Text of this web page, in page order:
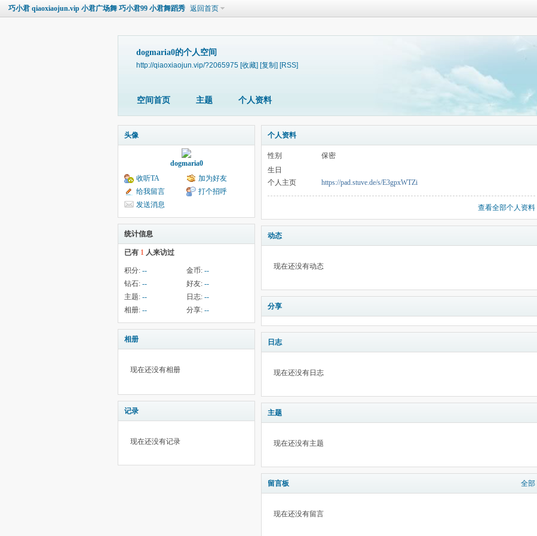
巧小君 qiaoxiaojun.vip 小君广场舞 巧小君99 小君舞蹈秀 返回首页
dogmaria0的个人空间
http://qiaoxiaojun.vip/?2065975 [收藏] [复制] [RSS]
空间首页 主题 个人资料
头像
dogmaria0
收听TA
加为好友
给我留言
打个招呼
发送消息
统计信息
已有 1 人来访过
积分: -- 金币: --
钻石: -- 好友: --
主题: -- 日志: --
相册: -- 分享: --
相册
现在还没有相册
记录
现在还没有记录
个人资料
性别
保密
生日
个人主页
https://pad.stuve.de/s/E3gpxWTZi
查看全部个人资料
动态
现在还没有动态
分享
日志
现在还没有日志
主题
现在还没有主题
留言板 全部
现在还没有留言